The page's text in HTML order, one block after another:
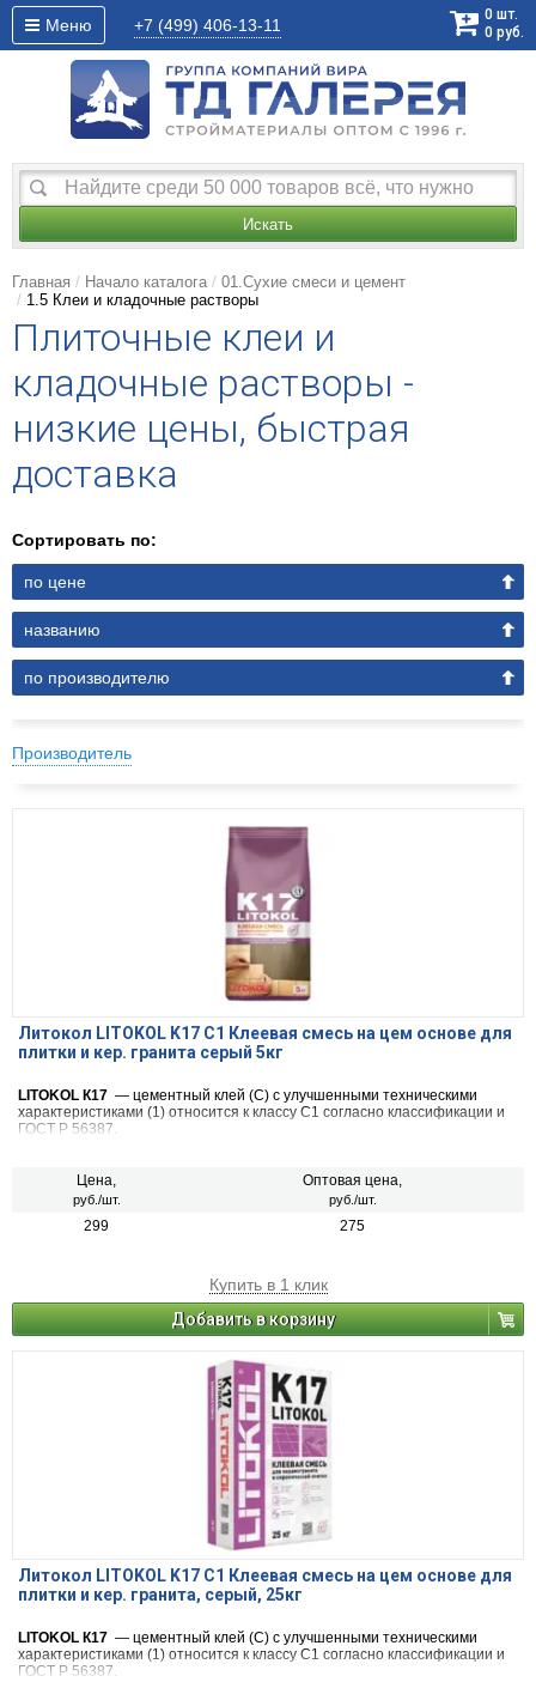
Меню +7 (499) 406-13-11
0 шт.
0 руб.
Искать
Главная Начало каталога
01.Сухие смеси и цемент
1.5 Клеи и кладочные растворы
Плиточные клеи и
кладочные растворы -
низкие цены, быстрая
доставка
Сортировать по:
по цене
названию
по производителю
Производитель
Литокол LITOKOL K17 C1 Клеевая смесь на цем основе для
плитки и кер. гранита серый 5кг
LITOKOL К17 — цементный клей (С) с улучшенными техническими
характеристиками (1) относится к классу С1 согласно классификации и
ГОСТ Р 56387.
Цена,
руб./шт.
Оптовая цена,
руб./шт.
299 275
Купить в 1 клик
Добавить в корзину
Литокол LITOKOL K17 C1 Клеевая смесь на цем основе для
плитки и кер. гранита, серый, 25кг
LITOKOL К17 — цементный клей (С) с улучшенными техническими
характеристиками (1) относится к классу С1 согласно классификации и
ГОСТ Р 56387.